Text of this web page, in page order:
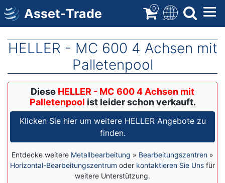
Direkt
zum
Inhalt
Asset-Trade 0
HELLER - MC 600 4 Achsen mit
Palletenpool
Diese HELLER - MC 600 4 Achsen mit
Palletenpool ist leider schon verkauft.
Klicken Sie hier um weitere HELLER Angebote zu
finden.
Entdecke weitere Metallbearbeitung » Bearbeitungszentren »
Horizontal-Bearbeitungszentrum oder kontaktieren Sie Uns für
weitere Unterstützung.